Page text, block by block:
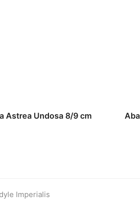
Astrea Undosa 8/9 cm
Imperialis